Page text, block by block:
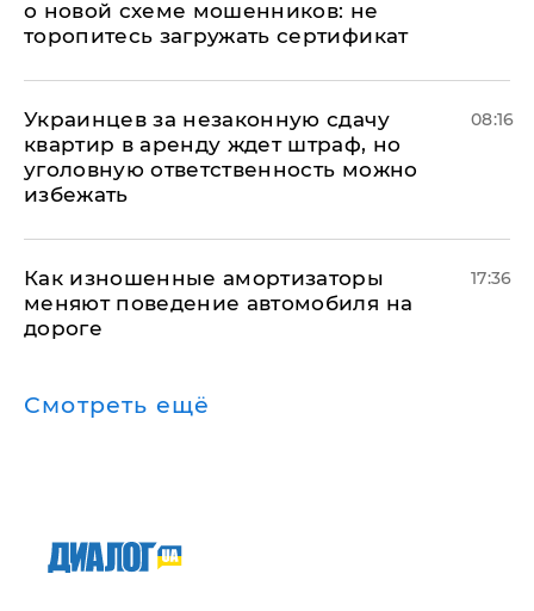
о новой схеме мошенников: не
торопитесь загружать сертификат
Украинцев за незаконную сдачу
квартир в аренду ждет штраф, но
уголовную ответственность можно
избежать
08:16
Как изношенные амортизаторы
меняют поведение автомобиля на
дороге
17:36
Смотреть ещё